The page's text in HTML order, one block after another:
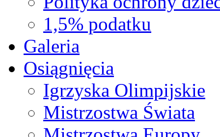
1,5% podatku
Galeria
Osiągnięcia
Igrzyska Olimpijskie
Mistrzostwa Świata